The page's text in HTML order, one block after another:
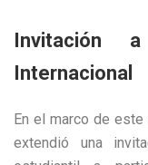
Invitación
Internacional
En el marco de
extendió una